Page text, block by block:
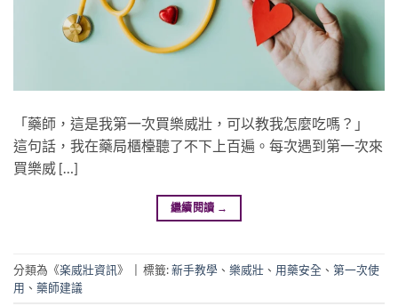
「藥師，這是我第一次買樂威壯，可以教我怎麼吃嗎？」
這句話，我在藥局櫃檯聽了不下上百遍。每次遇到第一次來
買樂威 […]
繼續閱讀 →
分類為《楽威壯資訊》 標籤:新手教學 、 樂威壯 、 用藥安全 、 第一次使
用 、 藥師建議